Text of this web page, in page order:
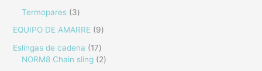
Termopares
3
EQUIPO DE AMARRE
9
Eslingas de cadena
17
NORM8 Chain sling
2